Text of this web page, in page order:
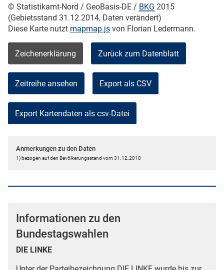
© Statistikamt-Nord / GeoBasis-DE / BKG 2015
(Gebietsstand 31.12.2014, Daten verändert)
Diese Karte nutzt mapmap.js von Florian Ledermann.
Zeichenerklärung Zurück zum Datenblatt
Zeitreihe ansehen Export als CSV
Anmerkungen zu den Daten
1) bezogen auf den Bevölkerungsstand vom 31.12.2018
Informationen zu den
Bundestagswahlen
DIE LINKE